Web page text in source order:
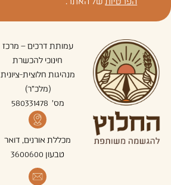
עמותת דרכים – מרכז
חינוכי להכשרת
מנהיגות חלוצית-ציונית
(מלכ"ר)
מס' 580331478
מכללת אורנים, דואר
טבעון 3600600